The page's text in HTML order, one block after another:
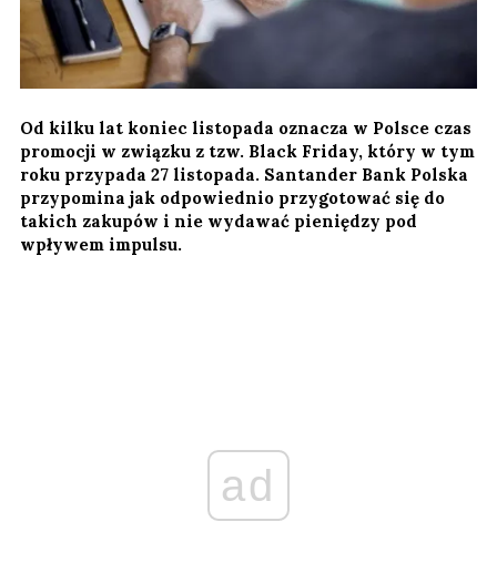
Od kilku lat koniec listopada oznacza w Polsce czas
promocji w związku z tzw. Black Friday, który w tym
roku przypada 27 listopada. Santander Bank Polska
przypomina jak odpowiednio przygotować się do
takich zakupów i nie wydawać pieniędzy pod
wpływem impulsu.
ad